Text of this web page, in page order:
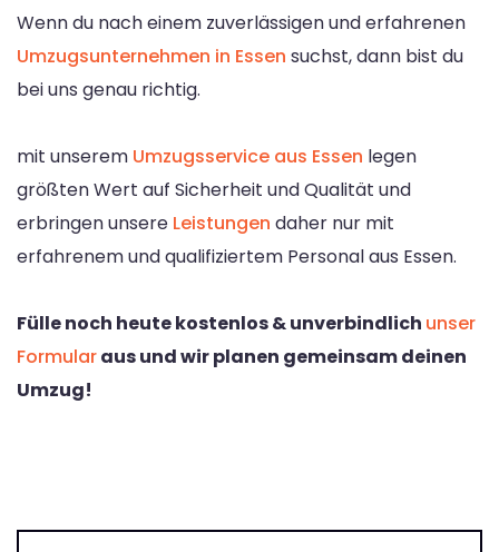
Wenn du nach einem zuverlässigen und erfahrenen
Umzugsunternehmen in Essen suchst, dann bist du
bei uns genau richtig.
mit unserem Umzugsservice aus Essen legen
größten Wert auf Sicherheit und Qualität und
erbringen unsere Leistungen daher nur mit
erfahrenem und qualifiziertem Personal aus Essen.
Fülle noch heute kostenlos & unverbindlich unser
Formularaus und wir planen gemeinsam deinen
Umzug!